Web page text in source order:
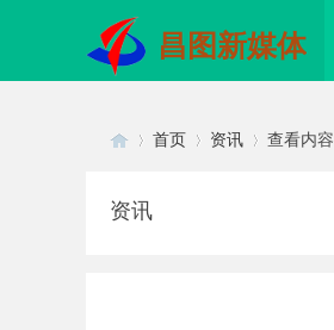
昌图新媒体
首页 资讯 查看内容
资讯